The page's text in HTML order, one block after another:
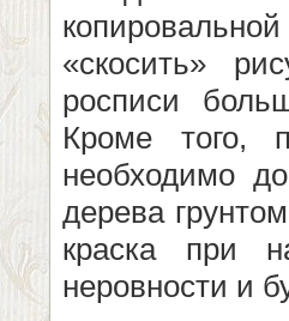
«скосить»
росписи
Кроме того,
необходимо
дерева
краска при
неровности и